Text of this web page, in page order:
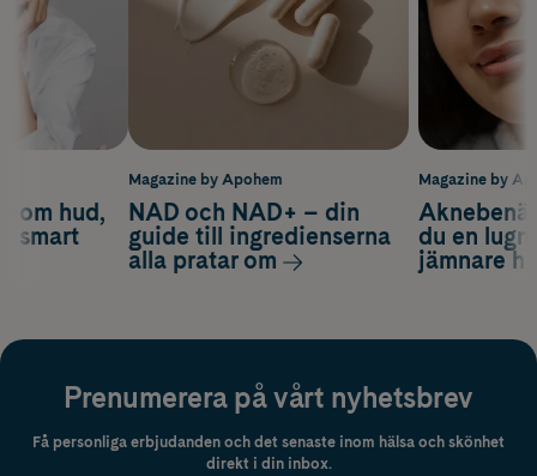
Magazine by
du en
jämnare
om hud,
smart
Magazine by Apohem
NAD och NAD+ – din
guide till ingredienserna
alla pratar om
Prenumerera på vårt nyhetsbrev
Få personliga erbjudanden och det senaste inom hälsa och skönhet
direkt i din inbox.